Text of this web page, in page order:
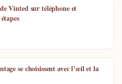
Vinted sur téléphone et
se choisissent avec l’œil et la